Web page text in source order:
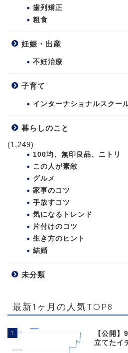
歯列矯正
粗食
妊娠・出産
不妊治療
子育て
インターナショナルスクー
暮らしのこと
(1,249)
100均、無印良品、ニトリ
この人が素敵
グルメ
家事のコツ
手放すコツ
気になるトレンド
片付けのコツ
生き方のヒント
結婚
未分類
最新1ヶ月の人気TOP8
1
【公開
立てたイ